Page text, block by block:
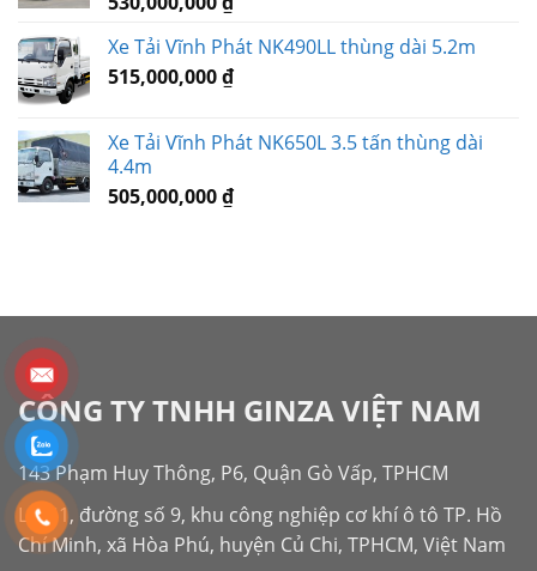
Xe Tải Vĩnh Phát NK490LL thùng dài 5.2m
515,000,000₫
Xe Tải Vĩnh Phát NK650L 3.5 tấn thùng dài
4.4m
505,000,000₫
CÔNG TY TNHH GINZA VIỆT NAM
143 Phạm Huy Thông, P6, Quận Gò Vấp, TPHCM
Lô G1, đường số 9, khu công nghiệp cơ khí ô tô TP. Hồ
Chí Minh, xã Hòa Phú, huyện Củ Chi, TPHCM, Việt Nam